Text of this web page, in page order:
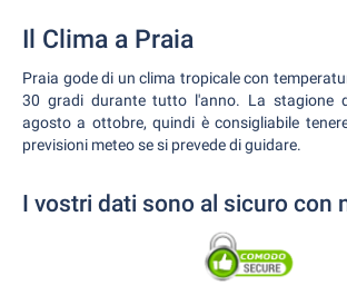
Il Clima a Praia
Praia gode di un clima tropicale con
30 gradi durante tutto l'anno. La stagione
agosto a ottobre, quindi è consigliabile
previsioni meteo se si prevede di guidare.
I vostri dati sono al sicuro con